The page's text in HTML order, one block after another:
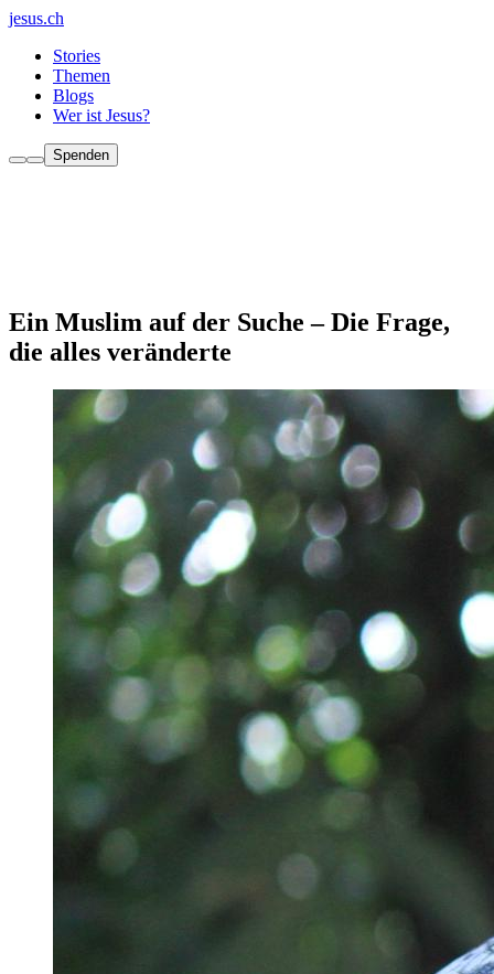
jesus.ch
Stories
Themen
Blogs
Wer ist Jesus?
Spenden
Ein Muslim auf der Suche – Die Frage,
die alles veränderte